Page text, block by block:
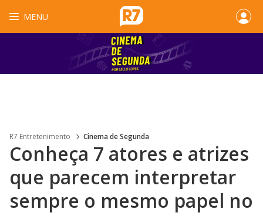
MENU
R7 Entretenimento Cinema de Segunda
Conheça 7 atores e atrizes
que parecem interpretar
sempre o mesmo papel no